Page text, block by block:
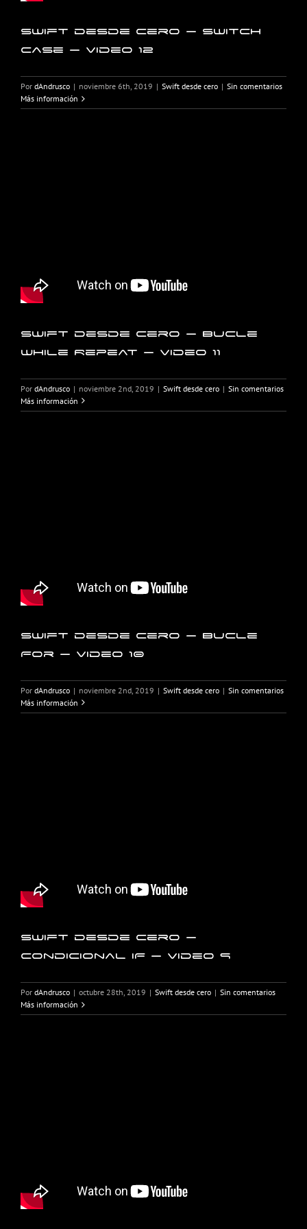
Swift desde cero – Switch
Case – Video 12
Por dAndrusco | noviembre 6th, 2019 | Swift desde cero | Sin comentarios
Más información
Swift desde cero – Bucle
While Repeat – Video 11
Por dAndrusco | noviembre 2nd, 2019 | Swift desde cero | Sin comentarios
Más información
Swift desde cero – Bucle
For – Video 10
Por dAndrusco | noviembre 2nd, 2019 | Swift desde cero | Sin comentarios
Más información
Swift desde cero –
Condicional IF – Video 9
Por dAndrusco | octubre 28th, 2019 | Swift desde cero | Sin comentarios
Más información